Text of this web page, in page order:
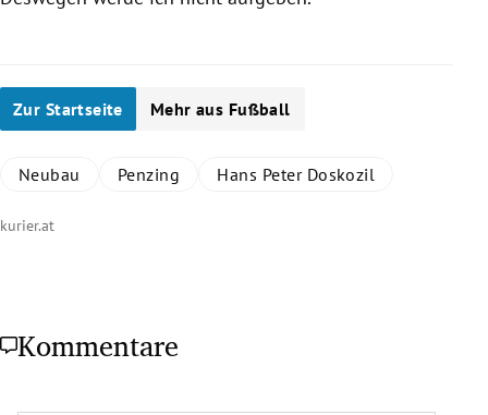
Zur Startseite Mehr aus Fußball
Neubau Penzing Hans Peter Doskozil
kurier.at
Kommentare